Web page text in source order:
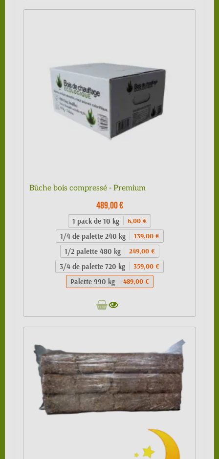
Bûche bois compressé - Premium
489,00 €
1 pack de 10 kg 6,00 €
1/4 de palette 240 kg 139,00 €
1/2 palette 480 kg 249,00 €
3/4 de palette 720 kg 359,00 €
Palette 990 kg 489,00 €